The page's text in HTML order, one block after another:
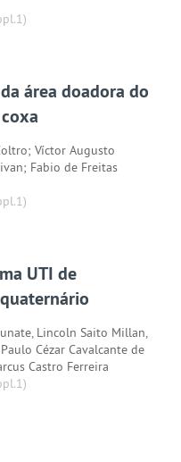
área doadora do
Víctor Augusto
Fabio de Freitas
UTI de
Lincoln Saito Millan,
Cézar Cavalcante de
Castro Ferreira